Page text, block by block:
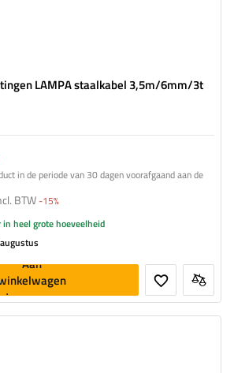
LAMPA staalkabel 3,5m/6mm/3t
in de periode van 30 dagen voorafgaand aan de
BTW-15%
in heel grote hoeveelheid
Aan
toevoegen